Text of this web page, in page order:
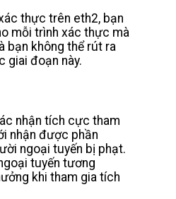
thực trên eth2, bạn
mỗi trình xác thực mà
bạn không thể rút ra
giai đoạn này.
nhận tích cực tham
nhận được phần
ngoại tuyến bị phạt.
tuyến tương
khi tham gia tích